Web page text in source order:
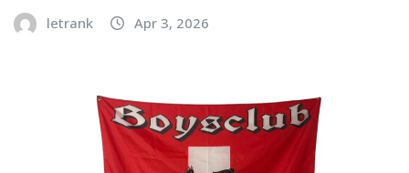
letrank Apr 3, 2026